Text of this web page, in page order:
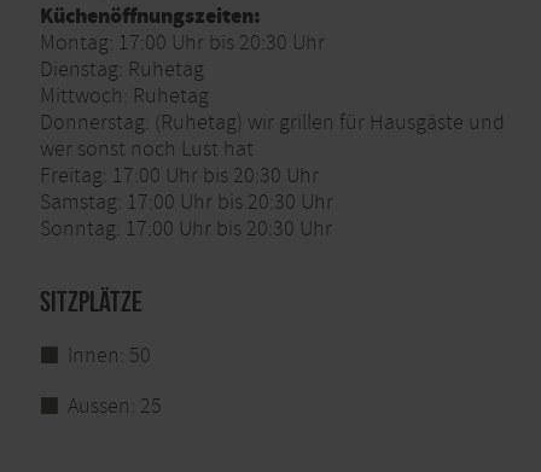
Küchenöffnungszeiten:
Montag: 17:00 Uhr bis 20:30 Uhr
Dienstag: Ruhetag
Mittwoch: Ruhetag
Donnerstag: (Ruhetag) wir grillen für Hausgäste und
wer sonst noch Lust hat
Freitag: 17:00 Uhr bis 20:30 Uhr
Samstag: 17:00 Uhr bis 20:30 Uhr
Sonntag: 17:00 Uhr bis 20:30 Uhr
Sitzplätze
Innen: 50
Aussen: 25